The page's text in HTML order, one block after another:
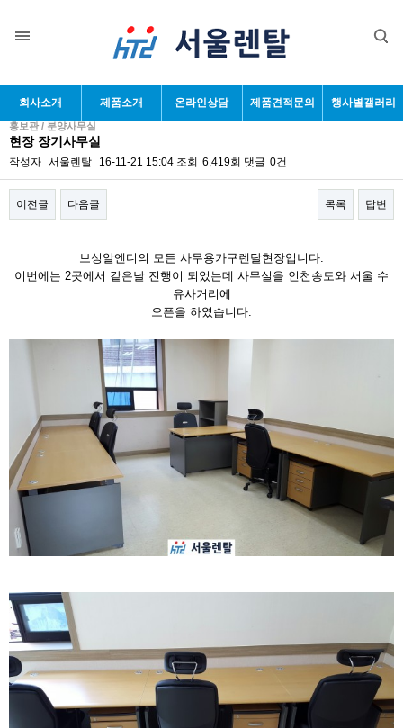
회사소개 제품소개 온라인상담 제품견적문의 행사별갤러리
홍보관 / 분양사무실
현장 장기사무실
작성자 서울렌탈 16-11-21 15:04 조회 6,419회 댓글 0건
이전글 다음글 목록 답변
보성알엔디의 모든 사무용가구렌탈현장입니다.
이번에는 2곳에서 같은날 진행이 되었는데 사무실을 인천송도와 서울 수
유사거리에
오픈을 하였습니다.